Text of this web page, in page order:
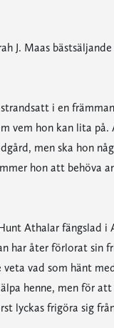
J. Maas bästsäljande
i en
vem hon kan lita på.
men ska hon
hon att behöva
Athalar fängslad i
har åter förlorat sin
veta vad som hänt
henne, men för att
lyckas frigöra sig